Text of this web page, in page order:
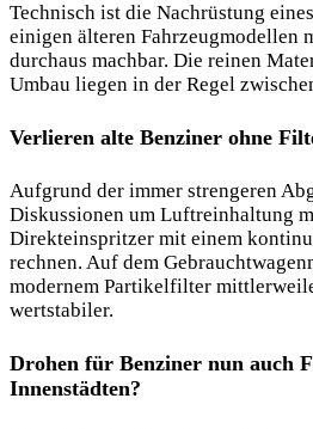
Technisch ist die Nachrüstung
einigen älteren Fahrzeugmodellen
durchaus machbar. Die reinen
Umbau liegen in der Regel
Verlieren alte Benziner ohne
Aufgrund der immer strengeren
Diskussionen um Luftreinhaltung
Direkteinspritzer mit einem
rechnen. Auf dem
modernem Partikelfilter
wertstabiler.
Drohen für Benziner nun auch
Innenstädten?